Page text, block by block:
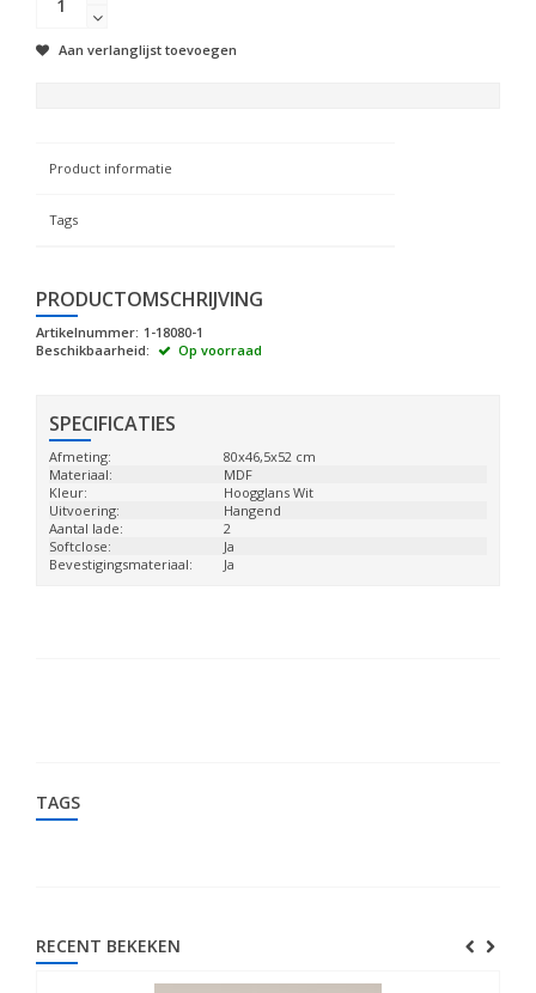
Aan verlanglijst toevoegen
Product informatie
Tags
PRODUCTOMSCHRIJVING
Artikelnummer: 1-18080-1
Beschikbaarheid:
Op voorraad
SPECIFICATIES
Afmeting:
80x46,5x52 cm
Materiaal:
MDF
Kleur:
Hoogglans Wit
Uitvoering:
Hangend
Aantal lade:
2
Softclose:
Ja
Bevestigingsmateriaal:
Ja
TAGS
RECENT BEKEKEN